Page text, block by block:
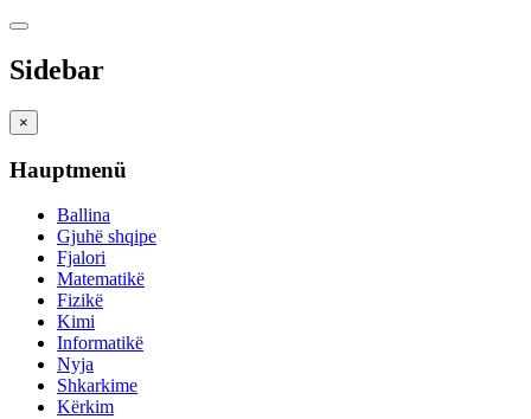
Sidebar
×
Hauptmenü
Ballina
Gjuhë shqipe
Fjalori
Matematikë
Fizikë
Kimi
Informatikë
Nyja
Shkarkime
Kërkim